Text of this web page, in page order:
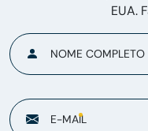
EUA.
NOME COMPLETO
E-MAIL